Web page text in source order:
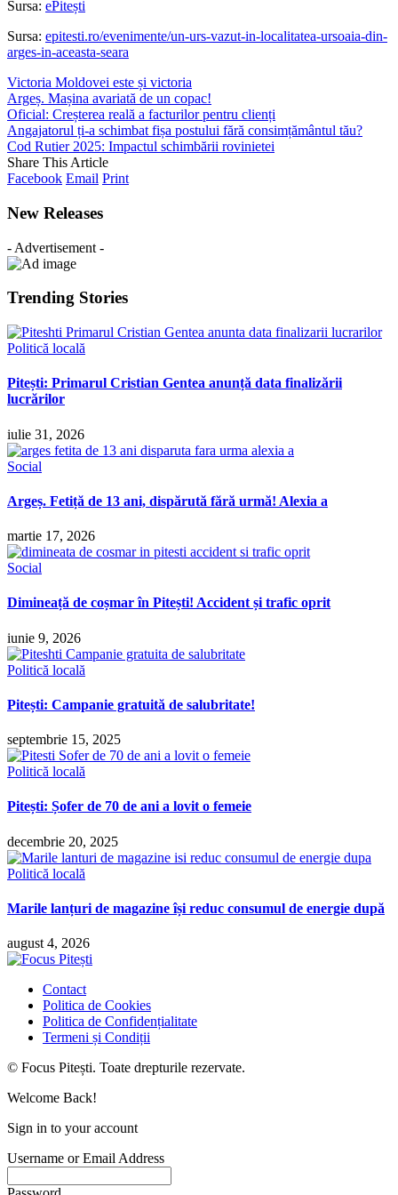
Sursa: ePitești
Sursa: epitesti.ro/evenimente/un-urs-vazut-in-localitatea-ursoaia-din-
arges-in-aceasta-seara
Victoria Moldovei este și victoria
Argeș. Mașina avariată de un copac!
Oficial: Creșterea reală a facturilor pentru clienți
Angajatorul ți-a schimbat fișa postului fără consimțământul tău?
Cod Rutier 2025: Impactul schimbării rovinietei
Share This Article
Facebook Email Print
New Releases
- Advertisement -
Trending Stories
Politică locală
Pitești: Primarul Cristian Gentea anunță data finalizării
lucrărilor
iulie 31, 2026
Social
Argeș. Fetiță de 13 ani, dispărută fără urmă! Alexia a
martie 17, 2026
Social
Dimineață de coșmar în Pitești! Accident și trafic oprit
iunie 9, 2026
Politică locală
Pitești: Campanie gratuită de salubritate!
septembrie 15, 2025
Politică locală
Pitești: Șofer de 70 de ani a lovit o femeie
decembrie 20, 2025
Politică locală
Marile lanțuri de magazine își reduc consumul de energie după
august 4, 2026
Contact
Politica de Cookies
Politica de Confidențialitate
Termeni și Condiții
© Focus Pitești. Toate drepturile rezervate.
Welcome Back!
Sign in to your account
Username or Email Address